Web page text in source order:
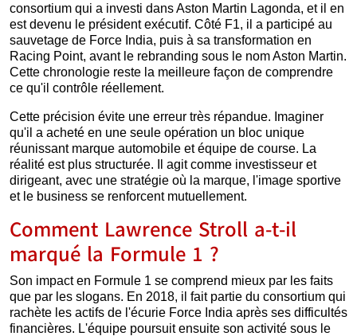
consortium qui a investi dans Aston Martin Lagonda, et il en
est devenu le président exécutif. Côté F1, il a participé au
sauvetage de Force India, puis à sa transformation en
Racing Point, avant le rebranding sous le nom Aston Martin.
Cette chronologie reste la meilleure façon de comprendre
ce qu'il contrôle réellement.
Cette précision évite une erreur très répandue. Imaginer
qu'il a acheté en une seule opération un bloc unique
réunissant marque automobile et équipe de course. La
réalité est plus structurée. Il agit comme investisseur et
dirigeant, avec une stratégie où la marque, l'image sportive
et le business se renforcent mutuellement.
Comment Lawrence Stroll a-t-il
marqué la Formule 1 ?
Son impact en Formule 1 se comprend mieux par les faits
que par les slogans. En 2018, il fait partie du consortium qui
rachète les actifs de l'écurie Force India après ses difficultés
financières. L'équipe poursuit ensuite son activité sous le